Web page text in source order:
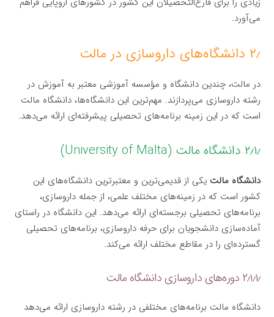
می‌آورد.
۲٫ دانشگاه‌های داروسازی در مالت
در مالت، چندین دانشگاه و مؤسسه آموزشی معتبر به آموزش در
رشته داروسازی می‌پردازند. مهم‌ترین این دانشگاه‌ها، دانشگاه مالت
است که در این زمینه برنامه‌های تحصیلی پیشرفته‌ای ارائه می‌دهد.
۲٫۱٫ دانشگاه مالت (University of Malta)
دانشگاه مالت یکی از قدیمی‌ترین و معتبرترین دانشگاه‌های این
کشور است که در زمینه‌های مختلف علمی، از جمله داروسازی،
برنامه‌های تحصیلی برجسته‌ای ارائه می‌دهد. این دانشگاه در راستای
آماده‌سازی دانشجویان برای حرفه داروسازی، برنامه‌های تحصیلی
گسترده‌ای را در مقاطع مختلف ارائه می‌کند.
۲٫۱٫۱٫ دوره‌های داروسازی دانشگاه مالت
دانشگاه مالت برنامه‌های مختلفی در رشته داروسازی ارائه می‌دهد